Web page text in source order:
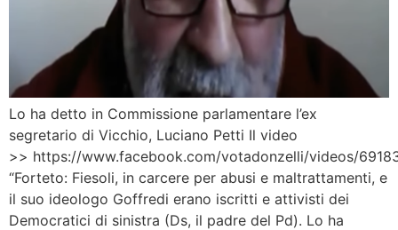
Lo ha detto in Commissione parlamentare l’ex
segretario di Vicchio, Luciano Petti Il video
>> https://www.facebook.com/votadonzelli/videos/
“Forteto: Fiesoli, in carcere per abusi e maltrattamenti, e
il suo ideologo Goffredi erano iscritti e attivisti dei
Democratici di sinistra (Ds, il padre del Pd). Lo ha